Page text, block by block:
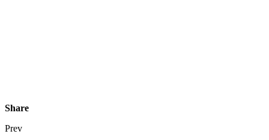
Share
Prev